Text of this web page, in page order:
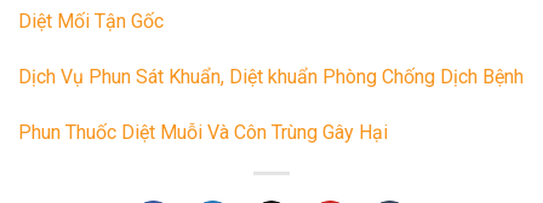
Diệt Mối Tận Gốc
Dịch Vụ Phun Sát Khuẩn, Diệt khuẩn Phòng Chống Dịch Bệnh
Phun Thuốc Diệt Muỗi Và Côn Trùng Gây Hại